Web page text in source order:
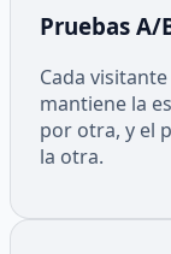
Pruebas A/
Cada
mantiene la
por otra, y el
la otra.